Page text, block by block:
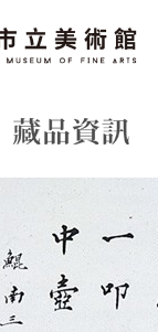
美術館